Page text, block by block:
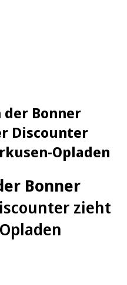
der Bonner
Discounter
Opladen
Bonner
zieht